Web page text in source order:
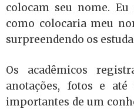
colocam seu nome.
como colocaria meu
surpreendendo os
Os acadêmicos
anotações, fotos e até
importantes de um